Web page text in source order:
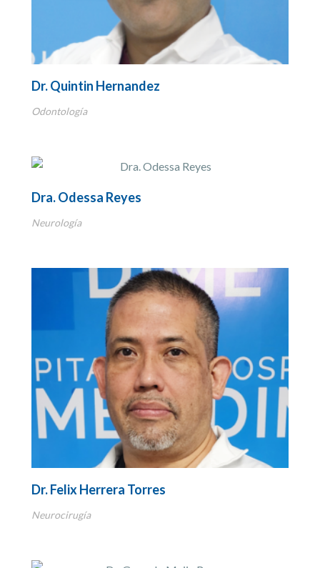
Dr. Quintin Hernandez
Odontología
Dra. Odessa Reyes
Neurología
Dr. Felix Herrera Torres
Neurocirugía